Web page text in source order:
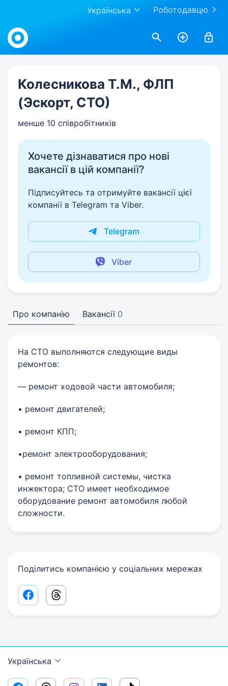
Роботодавцю
Українська
Work.ua
Колесникова Т.М., ФЛП
(Эскорт, СТО)
менше 10 співробітників
Хочете дізнаватися про нові
вакансії в цій компанії?
Підписуйтесь та отримуйте вакансії цієї
компанії в Telegram та Viber.
Telegram
Viber
Про компанію Вакансії 0
На СТО выполняются следующие виды
ремонтов:
— ремонт ходовой части автомобиля;
• ремонт двигателей;
• ремонт КПП;
•ремонт электрооборудования;
• ремонт топливной системы, чистка
инжектора; СТО имеет необходимое
оборудование ремонт автомобиля любой
сложности.
Поділитись компанією у соціальних мережах
Facebook share link
Threads share link
Українська